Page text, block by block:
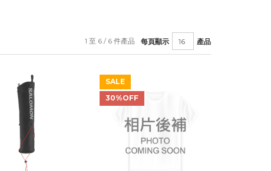
每頁顯示 產品
1 至 6 / 6 件產品
SALE
30%OFF